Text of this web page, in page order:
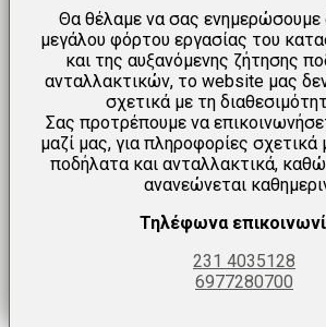
Θα θέλαμε να σας ενημερώσουμε
μεγάλου φόρτου εργασίας του
και της αυξανόμενης ζήτησης
ανταλλακτικών, το website μας
σχετικά με τη
Σας προτρέπουμε να
μαζί μας, για πληροφορίες σχετικά
ποδήλατα και ανταλλακτικά,
ανανεώνεται
Τηλέφωνα
231 4035128
6977280700